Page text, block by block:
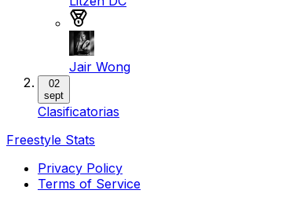
Jair Wong
02
sept
Clasificatorias
Freestyle Stats
Privacy Policy
Terms of Service